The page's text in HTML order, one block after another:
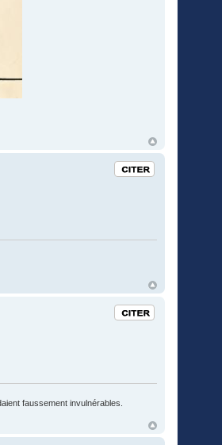
Citation
Citation
faussement invulnérables.